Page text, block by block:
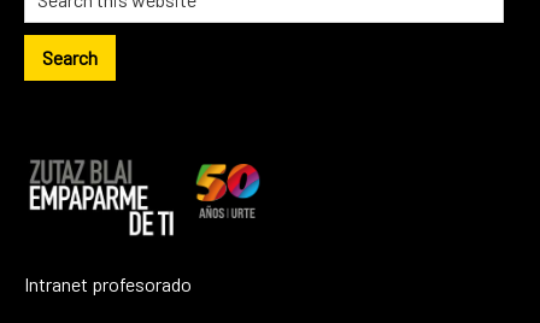
Intranet profesorado